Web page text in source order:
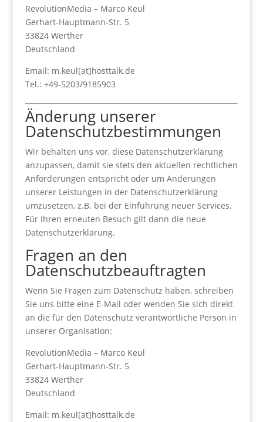
RevolutionMedia – Marco Keul
Gerhart-Hauptmann-Str. 5
33824 Werther
Deutschland
Email: m.keul[at]hosttalk.de
Tel.: +49-5203/9185903
Änderung unserer
Datenschutzbestimmungen
Wir behalten uns vor, diese Datenschutzerklärung
anzupassen, damit sie stets den aktuellen rechtlichen
Anforderungen entspricht oder um Änderungen
unserer Leistungen in der Datenschutzerklärung
umzusetzen, z.B. bei der Einführung neuer Services.
Für Ihren erneuten Besuch gilt dann die neue
Datenschutzerklärung.
Fragen an den
Datenschutzbeauftragten
Wenn Sie Fragen zum Datenschutz haben, schreiben
Sie uns bitte eine E-Mail oder wenden Sie sich direkt
an die für den Datenschutz verantwortliche Person in
unserer Organisation:
RevolutionMedia – Marco Keul
Gerhart-Hauptmann-Str. 5
33824 Werther
Deutschland
Email: m.keul[at]hosttalk.de